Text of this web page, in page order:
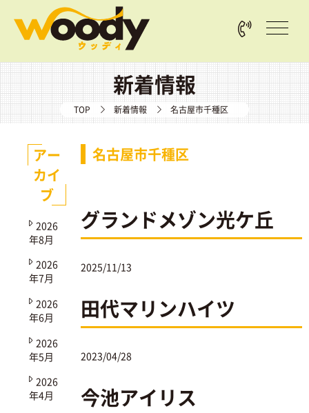
新着情報
TOP 新着情報 名古屋市千種区
名古屋市千種区
グランドメゾン光ケ丘
2025/11/13
田代マリンハイツ
2023/04/28
今池アイリス
アー
カイ
ブ
2026
年8月
2026
年7月
2026
年6月
2026
年5月
2026
年4月